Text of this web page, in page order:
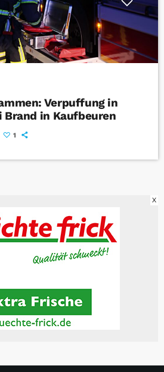
Verpuffung in
Brand in Kaufbeuren
1
X